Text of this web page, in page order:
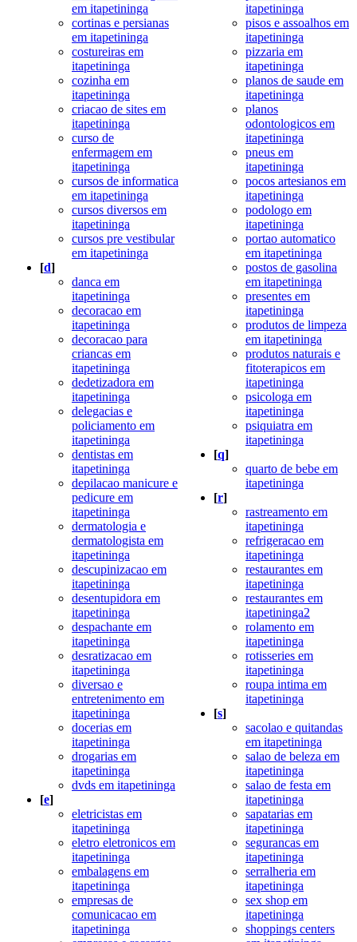
em itapetininga
cortinas e persianas
em itapetininga
costureiras em
itapetininga
cozinha em
itapetininga
criacao de sites em
itapetininga
curso de
enfermagem em
itapetininga
cursos de informatica
em itapetininga
cursos diversos em
itapetininga
cursos pre vestibular
em itapetininga
[d]
danca em
itapetininga
decoracao em
itapetininga
decoracao para
criancas em
itapetininga
dedetizadora em
itapetininga
delegacias e
policiamento em
itapetininga
dentistas em
itapetininga
depilacao manicure e
pedicure em
itapetininga
dermatologia e
dermatologista em
itapetininga
descupinizacao em
itapetininga
desentupidora em
itapetininga
despachante em
itapetininga
desratizacao em
itapetininga
diversao e
entretenimento em
itapetininga
docerias em
itapetininga
drogarias em
itapetininga
dvds em itapetininga
[e]
eletricistas em
itapetininga
eletro eletronicos em
itapetininga
embalagens em
itapetininga
empresas de
comunicacao em
itapetininga
itapetininga
pisos e assoalhos em
itapetininga
pizzaria em
itapetininga
planos de saude em
itapetininga
planos
odontologicos em
itapetininga
pneus em
itapetininga
pocos artesianos em
itapetininga
podologo em
itapetininga
portao automatico
em itapetininga
postos de gasolina
em itapetininga
presentes em
itapetininga
produtos de limpeza
em itapetininga
produtos naturais e
fitoterapicos em
itapetininga
psicologa em
itapetininga
psiquiatra em
itapetininga
[q]
quarto de bebe em
itapetininga
[r]
rastreamento em
itapetininga
refrigeracao em
itapetininga
restaurantes em
itapetininga
restaurantes em
itapetininga2
rolamento em
itapetininga
rotisseries em
itapetininga
roupa intima em
itapetininga
[s]
sacolao e quitandas
em itapetininga
salao de beleza em
itapetininga
salao de festa em
itapetininga
sapatarias em
itapetininga
segurancas em
itapetininga
serralheria em
itapetininga
sex shop em
itapetininga
shoppings centers